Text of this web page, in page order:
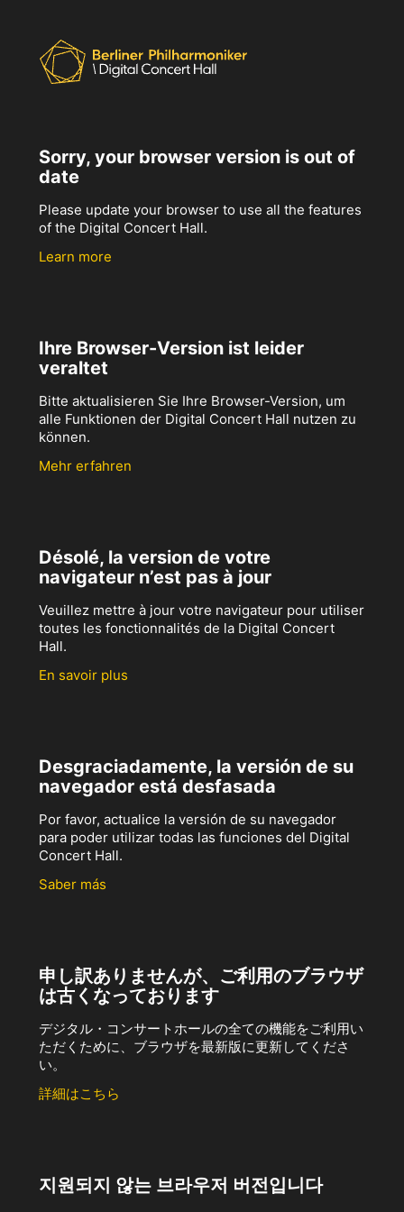
Sorry, your browser version is out of
date
Please update your browser to use all the features
of the Digital Concert Hall.
Learn more
Ihre Browser-Version ist leider
veraltet
Bitte aktualisieren Sie Ihre Browser-Version, um
alle Funktionen der Digital Concert Hall nutzen zu
können.
Mehr erfahren
Désolé, la version de votre
navigateur n’est pas à jour
Veuillez mettre à jour votre navigateur pour utiliser
toutes les fonctionnalités de la Digital Concert
Hall.
En savoir plus
Desgraciadamente, la versión de su
navegador está desfasada
Por favor, actualice la versión de su navegador
para poder utilizar todas las funciones del Digital
Concert Hall.
Saber más
申し訳ありませんが、ご利用のブラウザ
は古くなっております
デジタル・コンサートホールの全ての機能をご利用い
ただくために、ブラウザを最新版に更新してくださ
い。
詳細はこちら
지원되지 않는 브라우저 버전입니다